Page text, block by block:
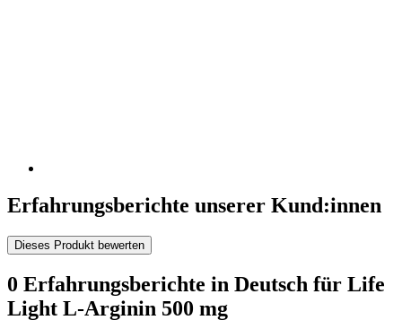
Erfahrungsberichte unserer Kund:innen
Dieses Produkt bewerten
0 Erfahrungsberichte in Deutsch für Life
Light L-Arginin 500 mg